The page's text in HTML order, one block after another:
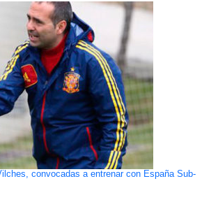
convocadas a entrenar con España Sub-